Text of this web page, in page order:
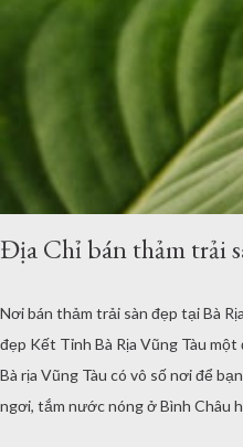
Địa Chỉ bán thảm trải
Nơi bán thảm trải sàn đẹp tại Bà
đẹp Kết Tỉnh Bà Rịa Vũng Tàu
Bà rịa Vũng Tàu có vô số nơi để
ngơi, tắm nước nóng ở Bình Châu